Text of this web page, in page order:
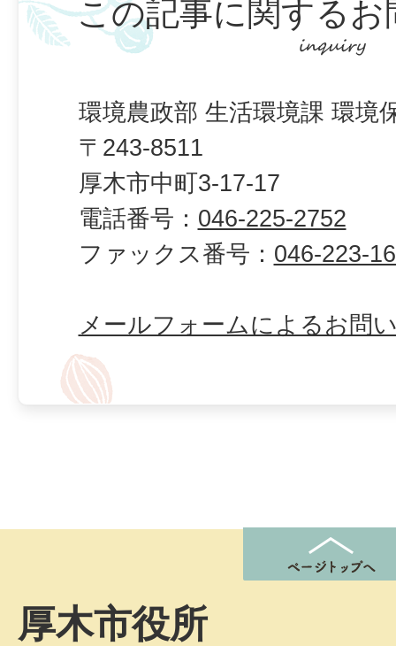
この記事に関するお
環境農政部 生活環境課 環境
〒243-8511
厚木市中町3-17-17
電話番号： 046-225-2752
ファックス番号： 046-223-
メールフォームによるお問
厚木市役所